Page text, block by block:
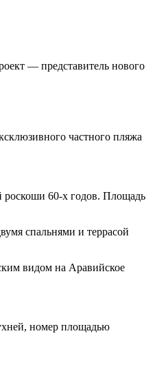
— представитель нового
частного пляжа
роскоши 60-х годов. Площадь
спальнями и террасой
видом на Аравийское
номер площадью